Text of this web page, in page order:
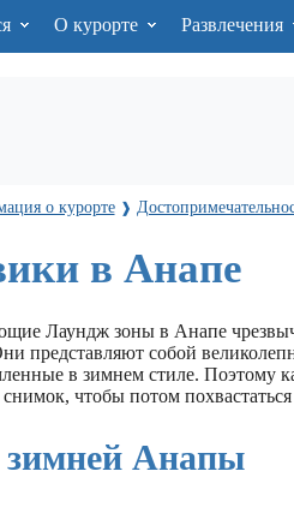
О курорте Развлечения
о курорте ❱
в Анапе
Лаундж зоны в Анапе
представляют собой
в зимнем стиле. Поэтому
чтобы потом
Анапы